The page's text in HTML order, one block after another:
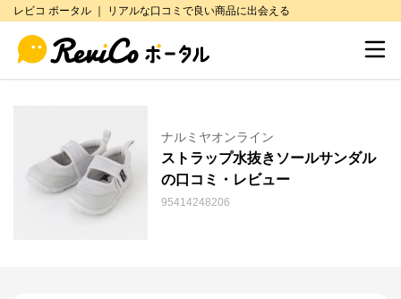
レビコ ポータル ｜ リアルな口コミで良い商品に出会える
ナルミヤオンライン
ストラップ水抜きソールサンダル
の口コミ・レビュー
95414248206